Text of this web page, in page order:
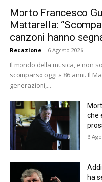
Morto Francesco
Mattarella:
canzoni hanno
Redazione - 6 Agosto 2026
Il mondo della musica, e non
scomparso oggi a 86 anni. Il
generazioni,...
che
6
ha